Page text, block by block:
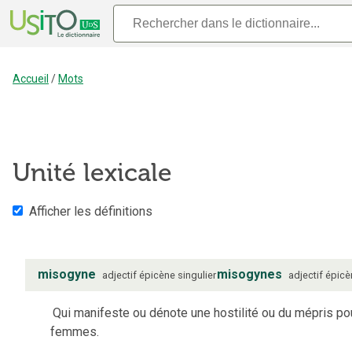
Accueil / Mots
Unité lexicale
Afficher les définitions
misogyne adjectif épicène singuliermisogynes adjectif
Qui manifeste ou dénote une hostilité ou du mépris
femmes.